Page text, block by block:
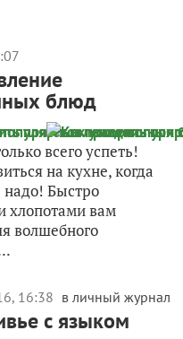
блюд
всего успеть!
на кухне, когда
надо! Быстро
хлопотами вам
волшебного
16:38 в личный журнал
с языком